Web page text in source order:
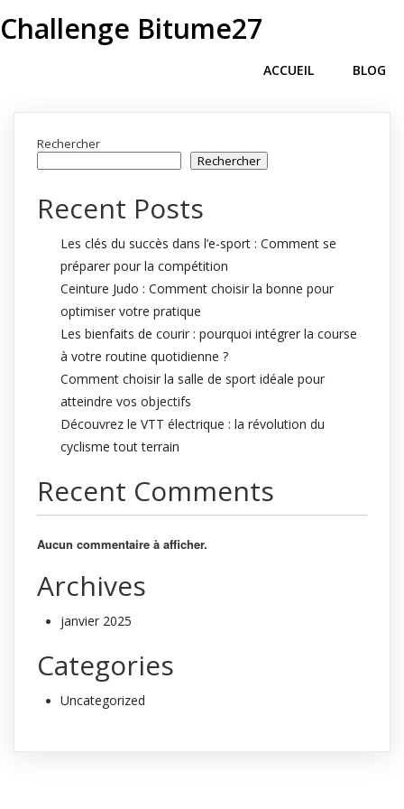
Challenge Bitume27
ACCUEIL BLOG
Rechercher
Rechercher
Recent Posts
Les clés du succès dans l’e-sport : Comment se
préparer pour la compétition
Ceinture Judo : Comment choisir la bonne pour
optimiser votre pratique
Les bienfaits de courir : pourquoi intégrer la course
à votre routine quotidienne ?
Comment choisir la salle de sport idéale pour
atteindre vos objectifs
Découvrez le VTT électrique : la révolution du
cyclisme tout terrain
Recent Comments
Aucun commentaire à afficher.
Archives
janvier 2025
Categories
Uncategorized